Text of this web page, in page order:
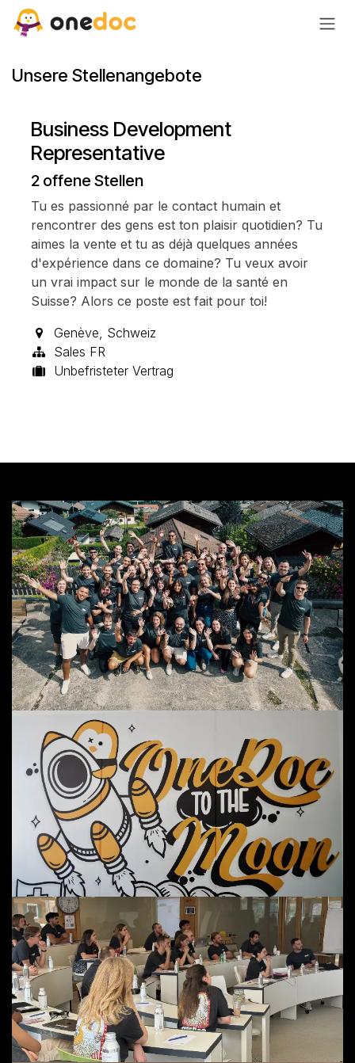
Zum Inhalt springen
Unsere Stellenangebote
Business Development
Representative
2 offene Stellen
Tu es passionné par le contact humain et
rencontrer des gens est ton plaisir quotidien? Tu
aimes la vente et tu as déjà quelques années
d'expérience dans ce domaine? Tu veux avoir
un vrai impact sur le monde de la santé en
Suisse? Alors ce poste est fait pour toi!
Genève Schweiz
Sales FR
Unbefristeter Vertrag